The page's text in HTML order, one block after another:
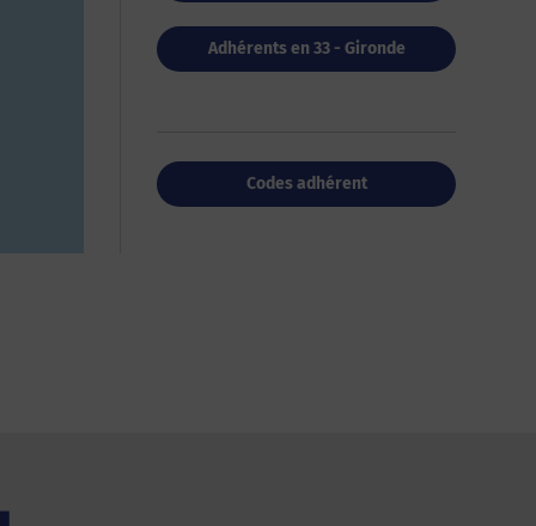
Adhérents en 33 - Gironde
Codes adhérent